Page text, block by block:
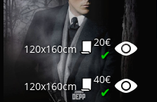
120x160cm
20€
✔
120x160cm
40€
✔